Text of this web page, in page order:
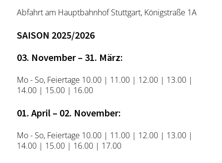
Abfahrt am Hauptbahnhof Stuttgart, Königstraße 1A
SAISON 2025/2026
03. November – 31. März:
Mo - So, Feiertage 10.00 | 11.00 | 12.00 | 13.00 |
14.00 | 15.00 | 16.00
01. April – 02. November:
Mo - So, Feiertage 10.00 | 11.00 | 12.00 | 13.00 |
14.00 | 15.00 | 16.00 | 17.00